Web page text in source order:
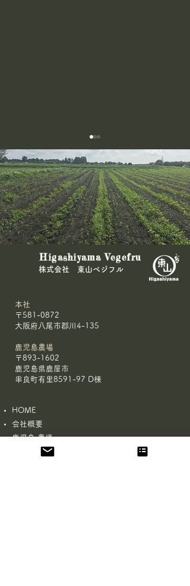
＼ビーツ120kg、受取拒
否！／
Higashiyama Vegefru
​株式会社 東山ベジフル
本社
〒581-0872
大阪府八尾市郡川4-135
鹿児島農場
〒893-1602
鹿児島県鹿屋市
串良町有里8591-97 D棟
HOME
会社概要
鹿児島 農場
大阪 農場